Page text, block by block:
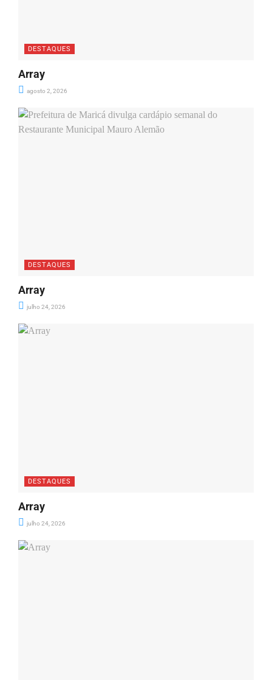
DESTAQUES
Array
agosto 2, 2026
DESTAQUES
Array
julho 24, 2026
DESTAQUES
Array
julho 24, 2026